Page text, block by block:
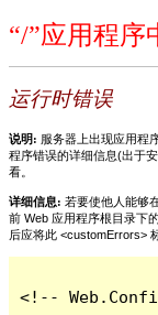
“/”应用程序
运行时错误
说明: 服务器上出现应用程
程序错误的详细信息(出于
看。
详细信息: 若要使他人能够
前 Web 应用程序根目录下
后应将此 <customErrors>
<!--